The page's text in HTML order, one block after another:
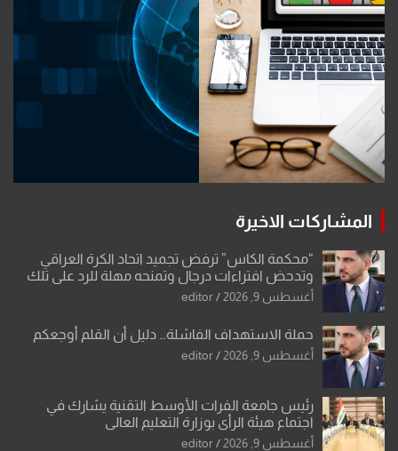
المشاركات الاخيرة
“محكمة الكاس” ترفض تجميد اتحاد الكرة العراقي
وتدحض افتراءات درجال وتمنحه مهلة للرد على تلك
الشكوى
أغسطس 9, 2026 editor
حملة الاستهداف الفاشلة… دليل أن القلم أوجعكم
أغسطس 9, 2026 editor
رئيس جامعة الفرات الأوسط التقنية يشارك في
اجتماع هيئة الرأي بوزارة التعليم العالي
أغسطس 9, 2026 editor